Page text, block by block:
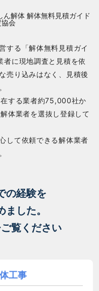
する「解体無料見積ガイ
者に現地調査と見積を依
売り込みはなく、見積後
する業者約75,000社か
体業者を選抜し登録して
して依頼できる解体業者
の経験を
した。
覧ください
工事